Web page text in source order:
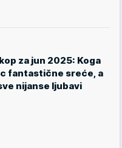
za jun 2025: Koga
fantastične sreće, a
nijanse ljubavi